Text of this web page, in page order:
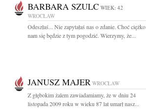
BARBARA SZULC WIEK: 42
WROCŁAW
Odeszłaś... Nie zapytałaś nas o zdanie. Choć ciężko
nam się będzie z tym pogodzić. Wierzymy, że...
JANUSZ MAJER WROCŁAW
Z głębokim żalem zawiadamiamy, że w dniu 24
listopada 2009 roku w wieku 87 lat umarł nasz...